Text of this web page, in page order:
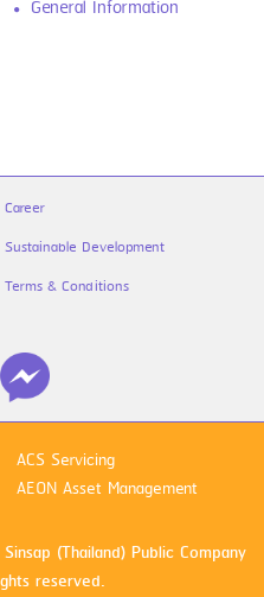
ตัวช่วยเงิน
และไม่เป็นหนี้ซ้ำ
VS B ต่างกันยัง
นป่วย
General Information
Career
Sustainable Development
Terms & Conditions
ACS Servicing
AEON Asset Management
(Thailand) Public Company
reserved.